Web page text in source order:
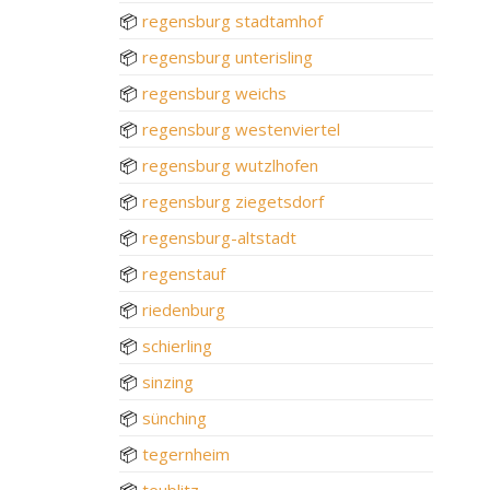
📦 regensburg stadtamhof
📦 regensburg unterisling
📦 regensburg weichs
📦 regensburg westenviertel
📦 regensburg wutzlhofen
📦 regensburg ziegetsdorf
📦 regensburg-altstadt
📦 regenstauf
📦 riedenburg
📦 schierling
📦 sinzing
📦 sünching
📦 tegernheim